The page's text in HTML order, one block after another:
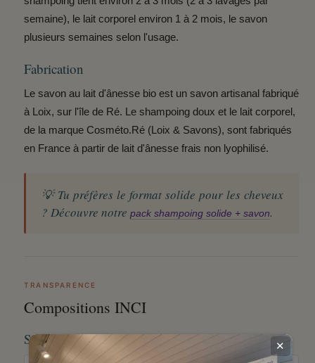
semaine), le lait corporel environ 1 à 2 mois, le savon
plusieurs semaines selon l'usage.
Fabrication
Le savon au lait d'ânesse bio est un savon artisanal fabriqué
à Loix, sur l'île de Ré. Le shampoing doux et le lait corporel,
de la marque Cosméto.Ré (Loix & Savons), sont fabriqués
en France à partir de lait d'ânesse frais non lyophilisé.
💡 Tu préfères le format solide pour les cheveux
? Découvre notre pack shampoing solide + savon.
TRANSPARENCE
Compositions INCI
Shampoing doux au lait d'ânesse 200 ml ✕